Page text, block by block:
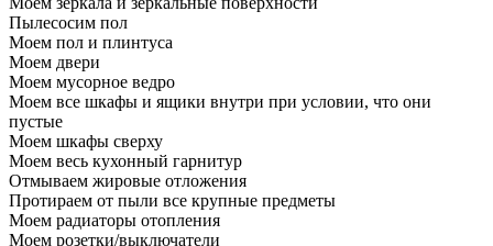
Пылесосим пол
Моем пол и плинтуса
Моем двери
Моем мусорное ведро
Моем все шкафы и ящики внутри при условии, что они
пустые
Моем шкафы сверху
Моем весь кухонный гарнитур
Отмываем жировые отложения
Протираем от пыли все крупные предметы
Моем радиаторы отопления
Моем розетки/выключатели